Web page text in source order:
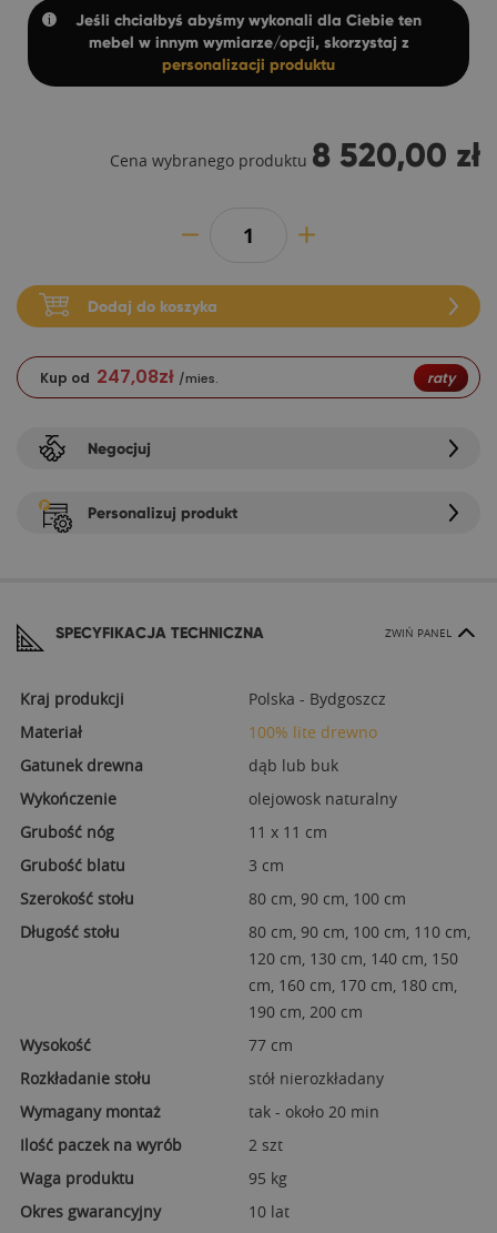
Jeśli chciałbyś abyśmy wykonali dla Ciebie ten
mebel w innym wymiarze/opcji, skorzystaj z
personalizacji produktu
Cena wybranego produktu 8 520,00 zł
Dodaj do koszyka
Kup od 247,08zł /mies. raty
Negocjuj
Personalizuj produkt
SPECYFIKACJA TECHNICZNA ZWIŃ PANEL
Kraj produkcji
Polska - Bydgoszcz
Materiał
100% lite drewno
Gatunek drewna
dąb lub buk
Wykończenie
olejowosk naturalny
Grubość nóg
11 x 11 cm
Grubość blatu
3 cm
Szerokość stołu
80 cm, 90 cm, 100 cm
Długość stołu
80 cm, 90 cm, 100 cm, 110 cm,
120 cm, 130 cm, 140 cm, 150
cm, 160 cm, 170 cm, 180 cm,
190 cm, 200 cm
Wysokość
77 cm
Rozkładanie stołu
stół nierozkładany
Wymagany montaż
tak - około 20 min
Ilość paczek na wyrób
2 szt
Waga produktu
95 kg
Okres gwarancyjny
10 lat